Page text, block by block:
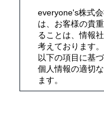
everyone's株式
は、お客様の貴
ることは、情報
考えております
以下の項目に基
個人情報の適切
ます。
個人情報とは、